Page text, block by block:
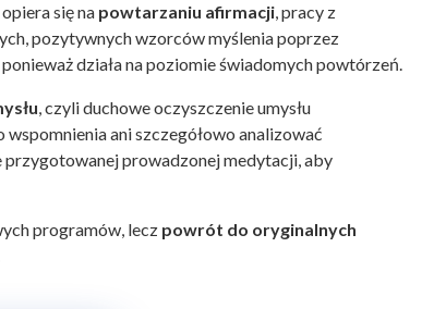
opiera się na powtarzaniu afirmacji, pracy z
pozytywnych wzorców myślenia poprzez
działa na poziomie świadomych powtórzeń.
, czyli duchowe oczyszczenie umysłu
ani szczegółowo analizować
przygotowanej prowadzonej medytacji, aby
programów, lecz powrót do oryginalnych